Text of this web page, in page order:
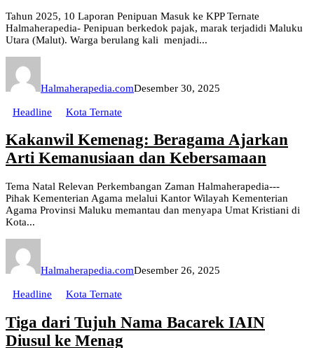
Tahun 2025, 10 Laporan Penipuan Masuk ke KPP Ternate
Halmaherapedia- Penipuan berkedok pajak, marak terjadidi Maluku
Utara (Malut). Warga berulang kali menjadi...
Halmaherapedia.comDesember 30, 2025
Headline Kota Ternate
Kakanwil Kemenag: Beragama Ajarkan
Arti Kemanusiaan dan Kebersamaan
Tema Natal Relevan Perkembangan Zaman Halmaherapedia---
Pihak Kementerian Agama melalui Kantor Wilayah Kementerian
Agama Provinsi Maluku memantau dan menyapa Umat Kristiani di
Kota...
Halmaherapedia.comDesember 26, 2025
Headline Kota Ternate
Tiga dari Tujuh Nama Bacarek IAIN
Diusul ke Menag